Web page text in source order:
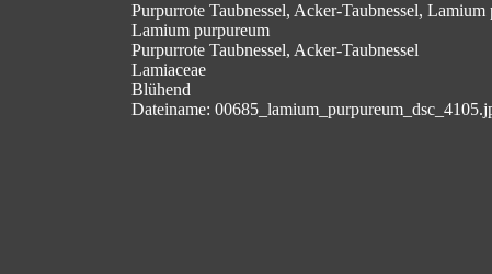
Purpurrote Taubnessel, Acker-Taubnessel, Lamium
Lamium purpureum
Purpurrote Taubnessel, Acker-Taubnessel
Lamiaceae
Blühend
Dateiname: